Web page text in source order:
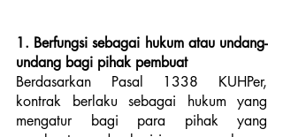
1. Berfungsi sebagai hukum atau undang-
undang bagi pihak pembuat
Berdasarkan Pasal 1338 KUHPer,
kontrak berlaku sebagai hukum yang
mengatur bagi para pihak yang